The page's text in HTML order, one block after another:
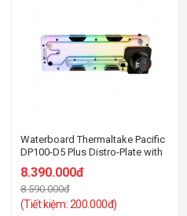
Waterboard Thermaltake Pacific
DP100-D5 Plus Distro-Plate with
Pump Combo
8.390.000đ
8.590.000đ
(Tiết kiệm: 200.000đ)